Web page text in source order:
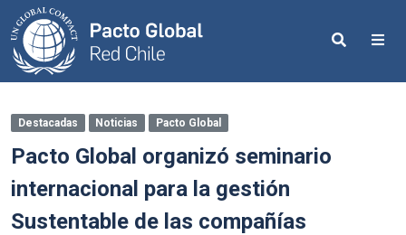
Search
Destacadas Noticias Pacto Global
Pacto Global organizó seminario
internacional para la gestión
Sustentable de las compañías